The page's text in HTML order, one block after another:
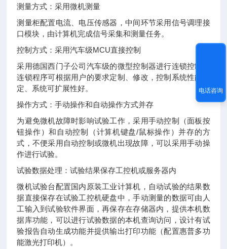
测量方式：采用微机测量
测量柜配置电流、电压传感器，中间环节采用信号调理接
口模块，由计算机完成信号采集和测量任务。
控制方式：采用汽车级MCU直接控制
采用德国西门子公司汽车级的微型控制器进行连锁控制，
连锁程序可根据用户的要求定制、修改，控制系统性能稳
定、系统可扩展性好。
操作方式：手动操作和自动操作方式并存
为避免微机故障时影响试验工作，采用手动控制（面板按
钮操作）和自动控制（计算机键盘/鼠标操作）并存的方
式，不便采用自动控制或微机出现故障，可以采用手动操
作进行试验。
试验数据处理：试验结果保存工控机或服务器内
微机试验台配置国内原装工业计算机，自动试验的结果数
据直接保存在试验工控机硬盘中，手动测量的数据可由人
工输入到试验软件界面，再保存在存储器内，提供本机数
据库功能，可以进行试验数据的本机查询访问，设计有试
验报告自动生成功能并提供输出打印功能（配置惠普多功
能激光打印机）。
电话咨询